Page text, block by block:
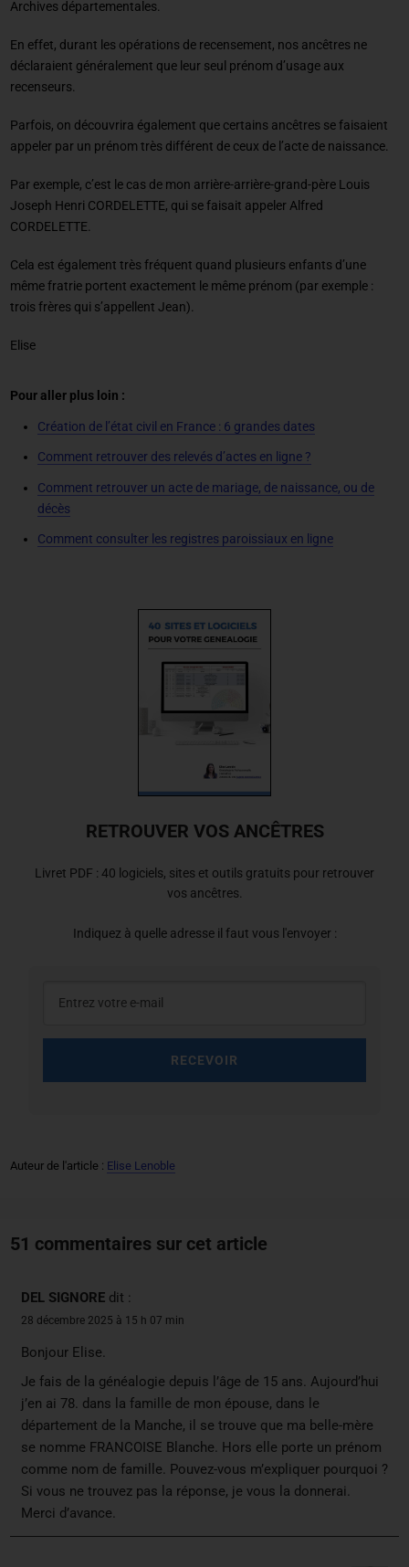
Archives départementales.
En effet, durant les opérations de recensement, nos ancêtres ne
déclaraient généralement que leur seul prénom d’usage aux
recenseurs.
Parfois, on découvrira également que certains ancêtres se faisaient
appeler par un prénom très différent de ceux de l’acte de naissance.
Par exemple, c’est le cas de mon arrière-arrière-grand-père Louis
Joseph Henri CORDELETTE, qui se faisait appeler Alfred
CORDELETTE.
Cela est également très fréquent quand plusieurs enfants d’une
même fratrie portent exactement le même prénom (par exemple :
trois frères qui s’appellent Jean).
Elise
Pour aller plus loin :
Création de l’état civil en France : 6 grandes dates
Comment retrouver des relevés d’actes en ligne ?
Comment retrouver un acte de mariage, de naissance, ou de
décès
Comment consulter les registres paroissiaux en ligne
RETROUVER VOS ANCÊTRES
Livret PDF : 40 logiciels, sites et outils gratuits pour retrouver
vos ancêtres.
Indiquez à quelle adresse il faut vous l'envoyer :
RECEVOIR
Auteur de l'article : Elise Lenoble
51 commentaires sur cet article
DEL SIGNORE dit :
28 décembre 2025 à 15 h 07 min
Bonjour Elise.
Je fais de la généalogie depuis l’âge de 15 ans. Aujourd’hui
j’en ai 78. dans la famille de mon épouse, dans le
département de la Manche, il se trouve que ma belle-mère
se nomme FRANCOISE Blanche. Hors elle porte un prénom
comme nom de famille. Pouvez-vous m’expliquer pourquoi ?
Si vous ne trouvez pas la réponse, je vous la donnerai.
Merci d’avance.